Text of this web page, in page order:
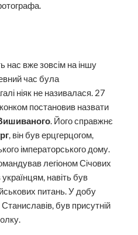
нас вже зов­сім на іншу
час була
ніяк не називалася. 27
постановив назвати
. Його справжнє
, він був ерцгерцогом,
імператорського дому.
легіоном Січових
навіть був
питань. У добу
був присутній